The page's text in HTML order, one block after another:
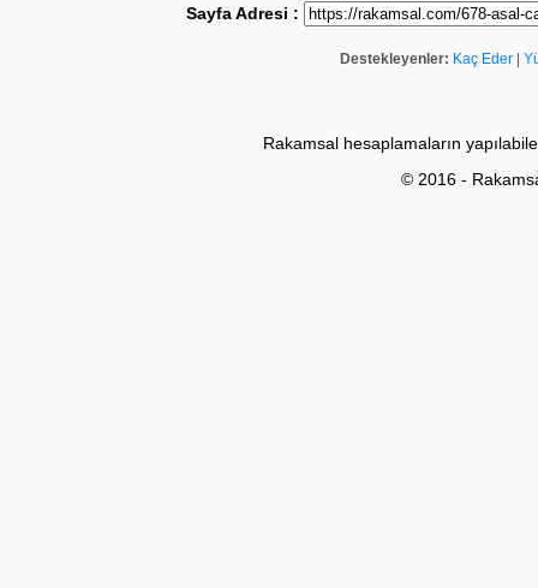
Sayfa Adresi :
Destekleyenler: Kaç Eder
Rakamsal hesaplamaların
© 2016 -